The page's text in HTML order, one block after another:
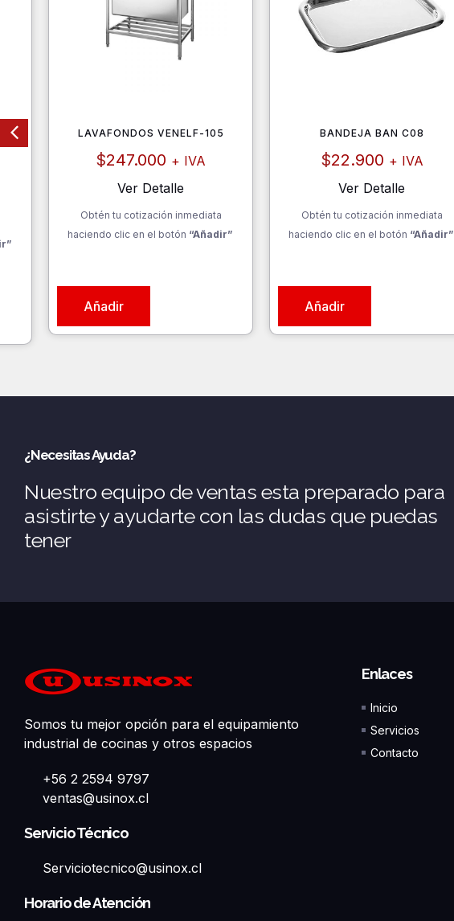
LAVAFONDOS VENELF-105
$247.000 + IVA
Ver Detalle
Obtén tu cotización inmediata
haciendo clic en el botón “Añadir”
Añadir
BANDEJA BAN C08
$22.900 + IVA
Ver Detalle
Obtén tu cotización inmediata
haciendo clic en el botón “Añadir”
Añadir
¿Necesitas Ayuda?
Nuestro equipo de ventas esta preparado para
asistirte y ayudarte con las dudas que puedas
tener
Somos tu mejor opción para el equipamiento
industrial de cocinas y otros espacios
+56 2 2594 9797
ventas@usinox.cl
Servicio Técnico
Serviciotecnico@usinox.cl
Horario de Atención
Enlaces
Inicio
Servicios
Contacto